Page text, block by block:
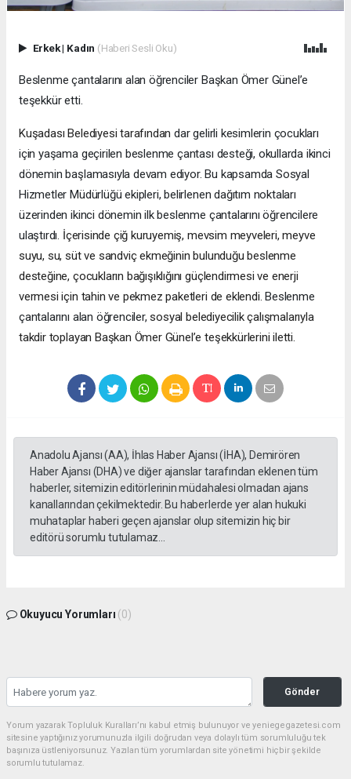
Erkek| Kadın (Haberi Sesli Oku)
Beslenme çantalarını alan öğrenciler Başkan Ömer Günel’e
teşekkür etti.
Kuşadası Belediyesi tarafındandar gelirli kesimlerin çocukları
için yaşama geçirilen beslenme çantası desteği, okullarda ikinci
dönemin başlamasıyla devam ediyor. Bu kapsamda Sosyal
Hizmetler Müdürlüğü ekipleri, belirlenen dağıtım noktaları
üzerinden ikinci dönemin ilk beslenme çantalarını öğrencilere
ulaştırdı. İçerisinde çiğ kuruyemiş, mevsim meyveleri, meyve
suyu, su, süt ve sandviç ekmeğinin bulunduğu beslenme
desteğine, çocukların bağışıklığını güçlendirmesi ve enerji
vermesi için tahin ve pekmez paketleri de eklendi.Beslenme
çantalarını alan öğrenciler,sosyal belediyecilik çalışmalarıyla
takdir toplayan Başkan Ömer Günel’e teşekkürlerini iletti.
Anadolu Ajansı (AA), İhlas Haber Ajansı (İHA), Demirören
Haber Ajansı (DHA) ve diğer ajanslar tarafından eklenen tüm
haberler, sitemizin editörlerinin müdahalesi olmadan ajans
kanallarından çekilmektedir. Bu haberlerde yer alan hukuki
muhataplar haberi geçen ajanslar olup sitemizin hiç bir
editörü sorumlu tutulamaz...
Okuyucu Yorumları (0)
Gönder
Yorum yazarak Topluluk Kuralları’nı kabul etmiş bulunuyor ve yeniegegazetesi.com
sitesine yaptığınız yorumunuzla ilgili doğrudan veya dolaylı tüm sorumluluğu tek
başınıza üstleniyorsunuz. Yazılan tüm yorumlardan site yönetimi hiçbir şekilde
sorumlu tutulamaz.